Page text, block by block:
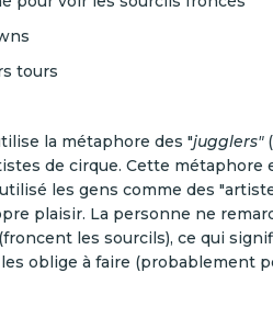
tours
la métaphore des "jugglers"
de cirque. Cette métaphore
les gens comme des
plaisir. La personne ne
(froncent les sourcils), ce qui
oblige à faire (probablement